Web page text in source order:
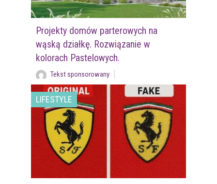
Projekty domów parterowych na
wąską działkę. Rozwiązanie w
kolorach Pastelowych.
Tekst sponsorowany
LIFESTYLE